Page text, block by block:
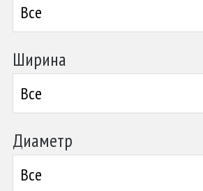
Все
Ширина
Все
Диаметр
Все